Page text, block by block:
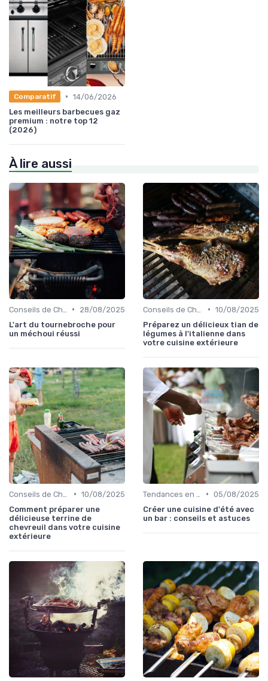
Comparatif • 14/06/2026
Les meilleurs barbecues gaz
premium : notre top 12
(2026)
À lire aussi
•
28/08/2025
L'art du tournebroche pour
un méchoui réussi
• 10/08/2025
Préparez un délicieux tian de
légumes à l'italienne dans
votre cuisine extérieure
• 10/08/2025
Comment préparer une
délicieuse terrine de
chevreuil dans votre cuisine
extérieure
• 05/08/2025
Créer une cuisine d'été avec
un bar : conseils et astuces